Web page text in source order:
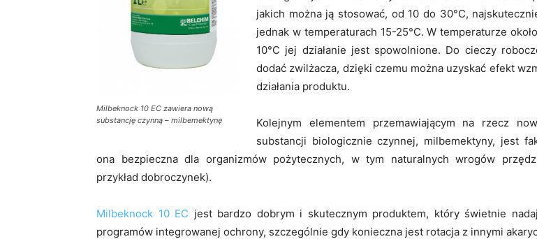
Milbeknock 10 EC zawiera nową
substancję czynną – milbemektynę
jakich można ją stosować, od 10 do 30°C,
jednak w temperaturach 15-25°C. W temperaturze
10°C jej działanie jest spowolnione. Do cieczy
dodać zwilżacza, dzięki czemu można uzyskać efekt
działania produktu.
Kolejnym elementem przemawiającym na rzecz
substancji biologicznie czynnej, milbemektyny, jest
ona bezpieczna dla organizmów pożytecznych, w tym naturalnych wrogów
przykład dobroczynek).
Milbeknock 10 EC jest bardzo dobrym i skutecznym produktem, który świetnie
programów integrowanej ochrony, szczególnie gdy konieczna jest rotacja z innymi